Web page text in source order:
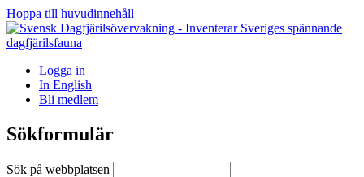
Hoppa till huvudinnehåll
Logga in
In English
Bli medlem
Sökformulär
Sök på webbplatsen